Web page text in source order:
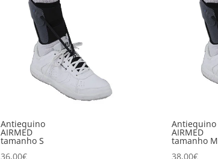
Antiequino
AIRMED
tamanho S
36,00€
Antiequino
AIRMED
tamanho M
38,00€